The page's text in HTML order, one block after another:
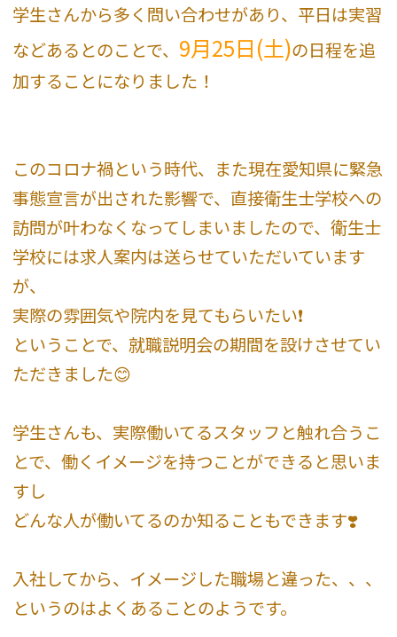
学生さんから多く問い合わせがあり、平日は実習
などあるとのことで、 9月25日(土)の日程を追
加することになりました！
このコロナ禍という時代、また現在愛知県に緊急
事態宣言が出された影響で、直接衛生士学校への
訪問が叶わなくなってしまいましたので、衛生士
学校には求人案内は送らせていただいています
が、
実際の雰囲気や院内を見てもらいたい❗️
ということで、就職説明会の期間を設けさせてい
ただきました😊
学生さんも、実際働いてるスタッフと触れ合うこ
とで、働くイメージを持つことができると思いま
すし
どんな人が働いてるのか知ることもできます❣️
入社してから、イメージした職場と違った、、、
というのはよくあることのようです。